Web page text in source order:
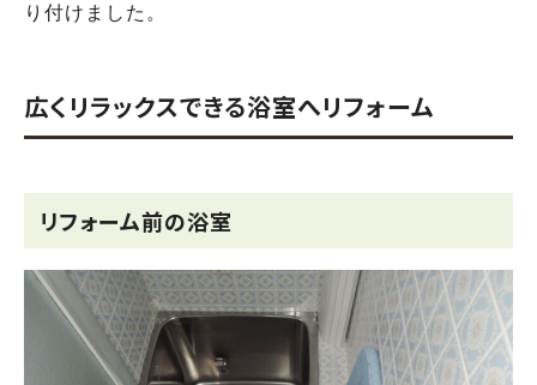
り付けました。
広くリラックスできる浴室へリフォーム
リフォーム前の浴室